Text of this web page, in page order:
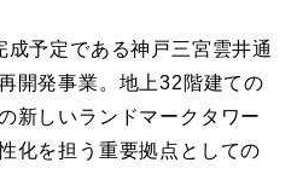
予定である神戸三宮雲井通
開発事業。地上32階建ての
新しいランドマークタワー
化を担う重要拠点としての